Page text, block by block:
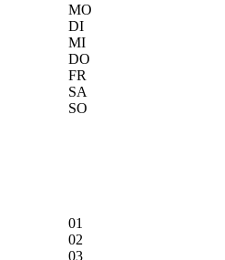
MO
DI
MI
DO
FR
SA
SO
01
02
03